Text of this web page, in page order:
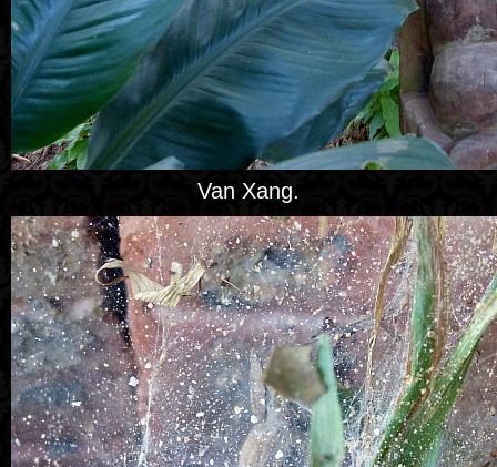
Van Xang.